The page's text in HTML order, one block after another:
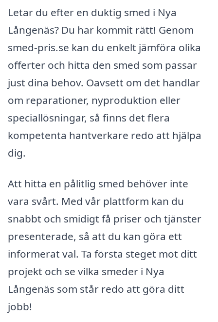
Letar du efter en duktig smed i Nya
Långenäs? Du har kommit rätt! Genom
smed-pris.se kan du enkelt jämföra olika
offerter och hitta den smed som passar
just dina behov. Oavsett om det handlar
om reparationer, nyproduktion eller
speciallösningar, så finns det flera
kompetenta hantverkare redo att hjälpa
dig.
Att hitta en pålitlig smed behöver inte
vara svårt. Med vår plattform kan du
snabbt och smidigt få priser och tjänster
presenterade, så att du kan göra ett
informerat val. Ta första steget mot ditt
projekt och se vilka smeder i Nya
Långenäs som står redo att göra ditt
jobb!